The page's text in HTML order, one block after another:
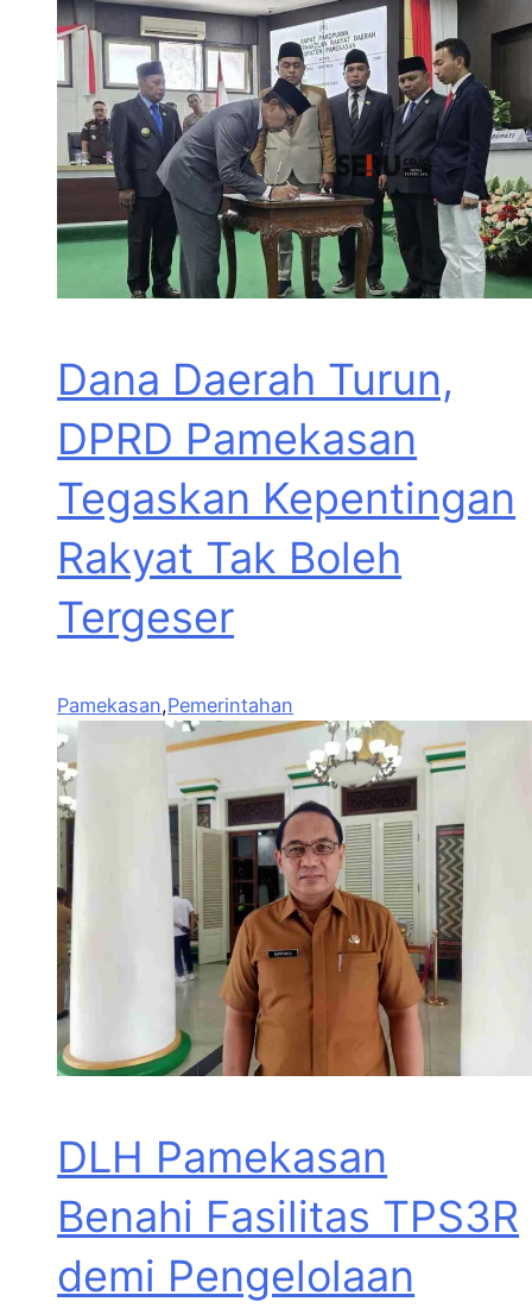
Dana Daerah Turun,
DPRD Pamekasan
Tegaskan Kepentingan
Rakyat Tak Boleh
Tergeser
Pamekasan,Pemerintahan
DLH Pamekasan
Benahi Fasilitas TPS3R
demi Pengelolaan